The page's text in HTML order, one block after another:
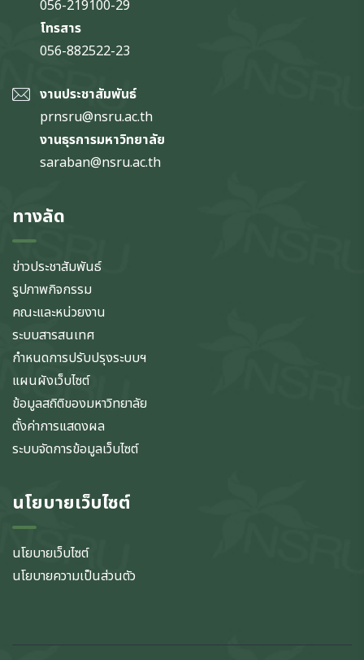
056-219100-29
โทรสาร
056-882522-23
งานประชาสัมพันธ์
prnsru@nsru.ac.th
งานธุรการมหาวิทยาลัย
saraban@nsru.ac.th
ทางลัด
ข่าวประชาสัมพันธ์
รูปภาพกิจกรรม
คณะและหน่วยงาน
ระบบสารสนเทศ
กำหนดการปรับปรุงระบบฯ
แผนผังเว็บไซต์
ข้อมูลสถิติของมหาวิทยาลัย
ตั้งค่าการแสดงผล
ระบบจัดการข้อมูลเว็บไซต์
นโยบายเว็บไซต์
นโยบายเว็บไซต์
นโยบายความเป็นส่วนตัว